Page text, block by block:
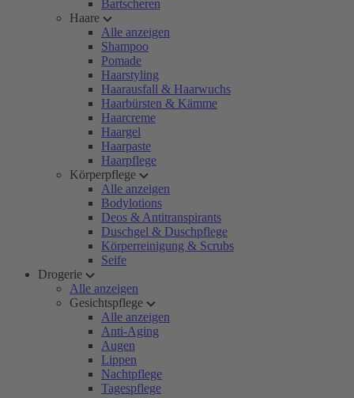
Bartscheren
Haare
Alle anzeigen
Shampoo
Pomade
Haarstyling
Haarausfall & Haarwuchs
Haarbürsten & Kämme
Haarcreme
Haargel
Haarpaste
Haarpflege
Körperpflege
Alle anzeigen
Bodylotions
Deos & Antitranspirants
Duschgel & Duschpflege
Körperreinigung & Scrubs
Seife
Drogerie
Alle anzeigen
Gesichtspflege
Alle anzeigen
Anti-Aging
Augen
Lippen
Nachtpflege
Tagespflege